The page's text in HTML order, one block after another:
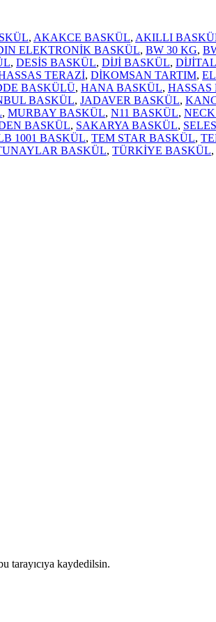
, AKAKCE BASKÜL, AKILLI
ELEKTRONİK BASKÜL, BW 30 KG,
, DESİS BASKÜL, DİJİ BASKÜL,
TERAZİ, DİKOMSAN TARTIM,
BASKÜLÜ, HANA BASKÜL, HASSAS
BASKÜL, JADAVER BASKÜL,
, MURBAY BASKÜL, N11 BASKÜL,
BASKÜL, SAKARYA BASKÜL,
1001 BASKÜL, TEM STAR BASKÜL,
BASKÜL, TÜRKİYE BASKÜL,
tarayıcıya kaydedilsin.